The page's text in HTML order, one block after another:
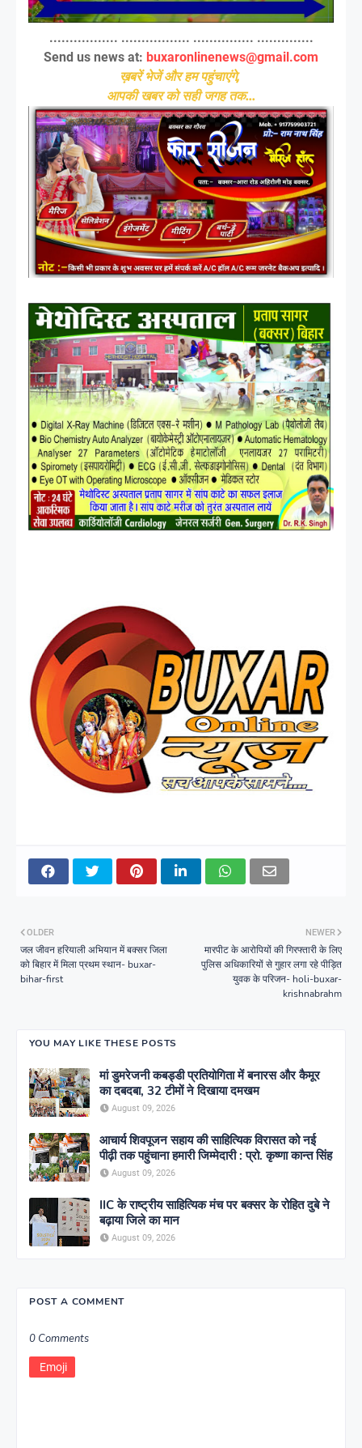
................. ................. ............... ..............
Send us news at: buxaronlinenews@gmail.com
ख़बरें भेजें और हम पहुंचाएंगे,
आपकी खबर को सही जगह तक...
NEWER
मारपीट के आरोपियों की गिरफ्तारी के लिए
पुलिस अधिकारियों से गुहार लगा रहे पीड़ित
युवक के परिजन- holi-buxar-
krishnabrahm
OLDER
जल जीवन हरियाली अभियान में बक्सर जिला
को बिहार में मिला प्रथम स्थान- buxar-
bihar-first
YOU MAY LIKE THESE POSTS
मां डुमरेजनी कबड्डी प्रतियोगिता में बनारस और कैमूर
का दबदबा, 32 टीमों ने दिखाया दमखम
August 09, 2026
आचार्य शिवपूजन सहाय की साहित्यिक विरासत को नई
पीढ़ी तक पहुंचाना हमारी जिम्मेदारी : प्रो. कृष्णा कान्त सिंह
August 09, 2026
IIC के राष्ट्रीय साहित्यिक मंच पर बक्सर के रोहित दुबे ने
बढ़ाया जिले का मान
August 09, 2026
POST A COMMENT
0 Comments
Emoji